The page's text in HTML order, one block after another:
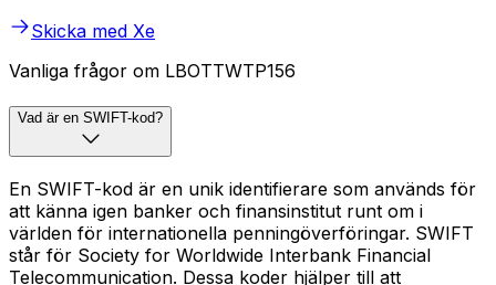
Skicka med Xe
Vanliga frågor om LBOTTWTP156
Vad är en SWIFT-kod?
En SWIFT-kod är en unik identifierare som används för
att känna igen banker och finansinstitut runt om i
världen för internationella penningöverföringar. SWIFT
står för Society for Worldwide Interbank Financial
Telecommunication. Dessa koder hjälper till att